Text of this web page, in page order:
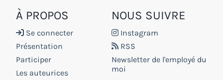
À PROPOS
Se connecter
Présentation
Participer
Les auteurices
NOUS SUIVRE
Instagram
RSS
Newsletter de l'employé du
moi